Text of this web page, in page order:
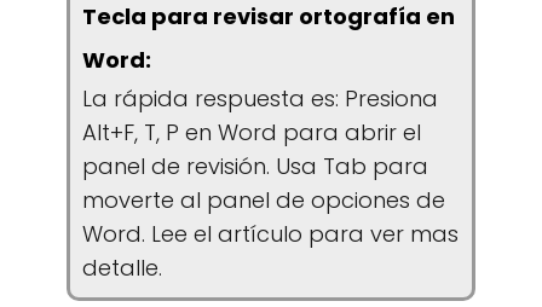
Tecla para revisar ortografía en
Word:
La rápida respuesta es: Presiona
Alt+F, T, P en Word para abrir el
panel de revisión. Usa Tab para
moverte al panel de opciones de
Word. Lee el artículo para ver mas
detalle.